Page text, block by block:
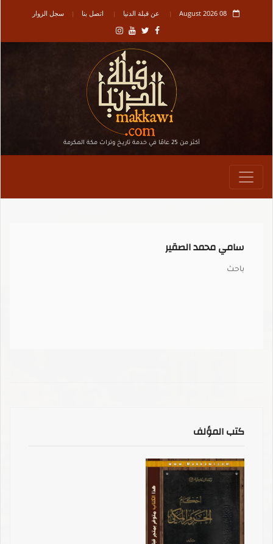
08 August 2026 عن قبلة الدنيا اتصل بنا سجل الزوار
أكثر من 25 عامًا في خدمة تاريـخ وتراث مكة المكرمة
سامي محمد الصقير
باحث
كتب المؤلف